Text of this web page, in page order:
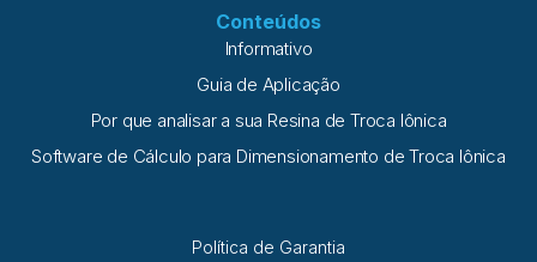
Conteúdos
Informativo
Guia de Aplicação
Por que analisar a sua Resina de Troca Iônica
Software de Cálculo para Dimensionamento de Troca Iônica
Política de Garantia